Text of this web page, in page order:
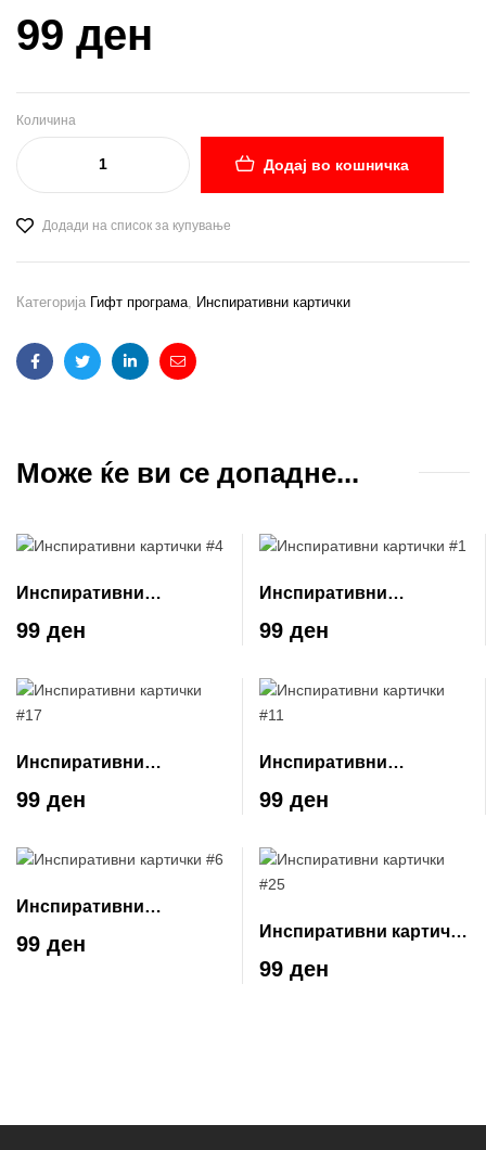
99 ден
Количина
Додај во кошничка
Додади на список за купување
Категорија Гифт програма Инспиративни картички
FacebookTwitterLinkedinEmail
Може ќе ви се допадне...
Инспиративни
картички #4
99 ден
Инспиративни
картички #1
99 ден
Инспиративни
картички #17
99 ден
Инспиративни
картички #11
99 ден
Инспиративни
картички #6
99 ден
Инспиративни картички
#25
99 ден